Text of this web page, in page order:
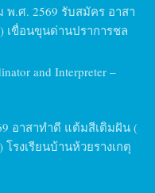
พ.ศ. 2569 รับสมัคร อาสา
เขื่อนขุนด่านปราการชล
and Interpreter –
อาสาทำดี แต้มสีเติมฝัน (
รงเรียนบ้านห้วยรางเกตุ